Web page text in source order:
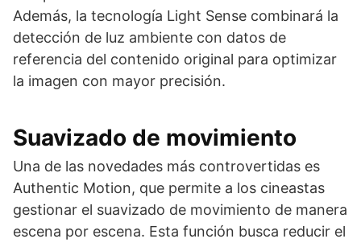
Además, la tecnología Light Sense combinará la
detección de luz ambiente con datos de
referencia del contenido original para optimizar
la imagen con mayor precisión.
Suavizado de movimiento
Una de las novedades más controvertidas es
Authentic Motion, que permite a los cineastas
gestionar el suavizado de movimiento de manera
escena por escena. Esta función busca reducir el